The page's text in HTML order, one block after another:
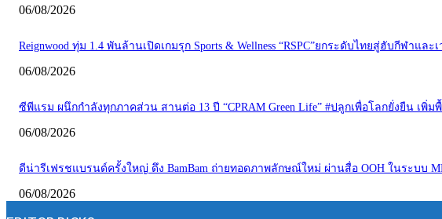
06/08/2026
Reignwood ทุ่ม 1.4 พันล้านเปิดเกมรุก Sports & Wellness “RSPC”ยกระดับไทยสู่ฮับกีฬาและ
06/08/2026
ซีพีแรม ผนึกกำลังทุกภาคส่วน สานต่อ 13 ปี “CPRAM Green Life” #ปลูกเพื่อโลกยั่งยืน เพิ่ม
06/08/2026
ดีน่ารีเฟรชแบรนด์ครั้งใหญ่ ดึง BamBam ถ่ายทอดภาพลักษณ์ใหม่ ผ่านสื่อ OOH ในระบบ
06/08/2026